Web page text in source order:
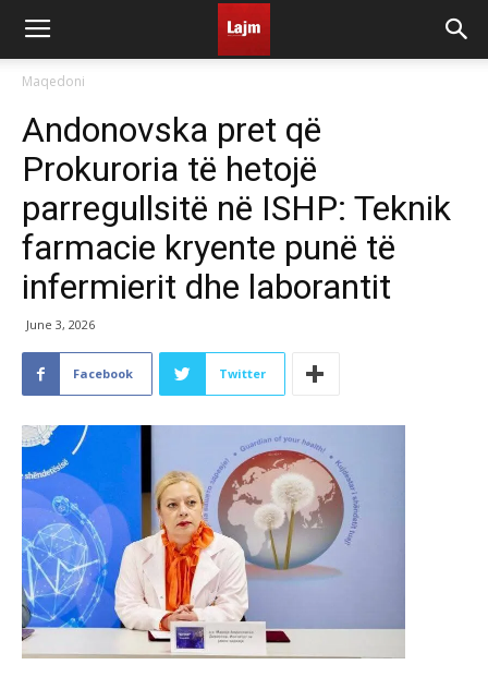
Maqedoni
Andonovska pret që
Prokuroria të hetojë
parregullsitë në ISHP: Teknik
farmacie kryente punë të
infermierit dhe laborantit
June 3, 2026
Facebook Twitter